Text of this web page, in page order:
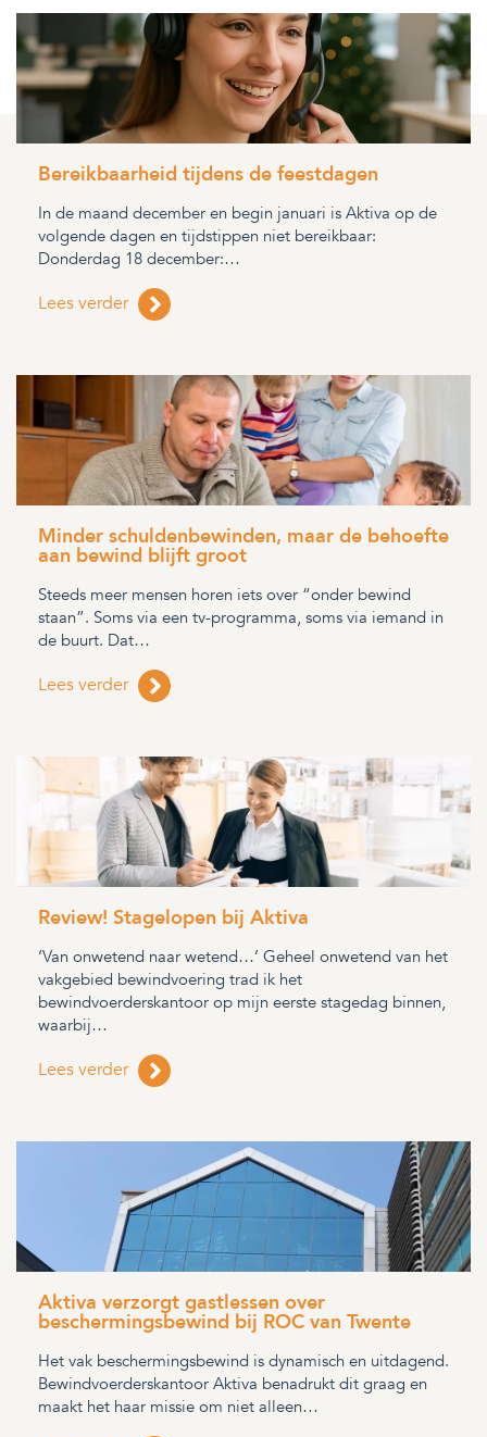
Bereikbaarheid tijdens de feestdagen
In de maand december en begin januari is Aktiva op de
volgende dagen en tijdstippen niet bereikbaar:
Donderdag 18 december:…
Lees verder
Minder schuldenbewinden, maar de behoefte
aan bewind blijft groot
Steeds meer mensen horen iets over “onder bewind
staan”. Soms via een tv-programma, soms via iemand in
de buurt. Dat…
Lees verder
Review! Stagelopen bij Aktiva
‘Van onwetend naar wetend…’ Geheel onwetend van het
vakgebied bewindvoering trad ik het
bewindvoerderskantoor op mijn eerste stagedag binnen,
waarbij…
Lees verder
Aktiva verzorgt gastlessen over
beschermingsbewind bij ROC van Twente
Het vak beschermingsbewind is dynamisch en uitdagend.
Bewindvoerderskantoor Aktiva benadrukt dit graag en
maakt het haar missie om niet alleen…